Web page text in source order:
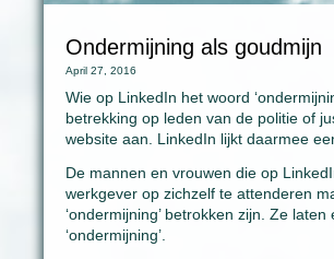
Ondermijning als goudmijn
April 27, 2016
Wie op LinkedIn het woord
betrekking op leden van de politie of
website aan. LinkedIn lijkt daarmee
De mannen en vrouwen die op
werkgever op zichzelf te attenderen
‘ondermijning’ betrokken zijn. Ze
‘ondermijning’.